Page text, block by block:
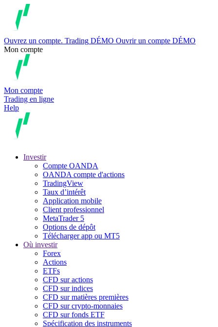
Ouvrez un compte. Trading DÉMO Ouvrir un compte DÉMO
Mon compte
Mon compte
Trading en ligne
Help
Investir
Compte OANDA
OANDA compte d'actions
TradingView
Taux d’intérêt
Application mobile
Client professionnel
MetaTrader 5
Options de dépôt
Télécharger app ou MT5
Où investir
Forex
Actions
ETFs
CFD sur actions
CFD sur indices
CFD sur matières premières
CFD sur crypto-monnaies
CFD sur fonds ETF
Spécification des instruments